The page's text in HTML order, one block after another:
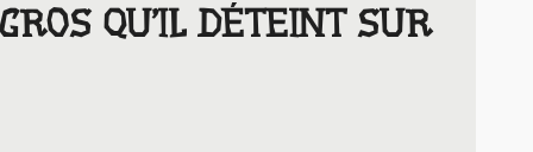
QU’IL DÉTEINT SUR